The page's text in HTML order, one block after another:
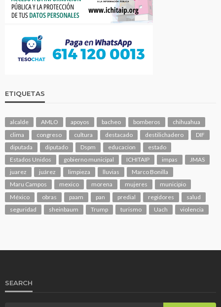
ETIQUETAS
alcalde AMLO apoyos bacheo bomberos
chihuahua
clima
congreso cultura destacado destilichadero
DIF
diputada
diputado Dspm educacion
estado
Estados Unidos
gobierno municipal ICHITAIP impas
JMAS
juarez
juárez limpieza lluvias
Marco Bonilla
Maru Campos
mexico morena mujeres
municipio
México
obras paam pan predial regidores
salud
seguridad
sheinbaum Trump turismo Uach violencia
SEARCH